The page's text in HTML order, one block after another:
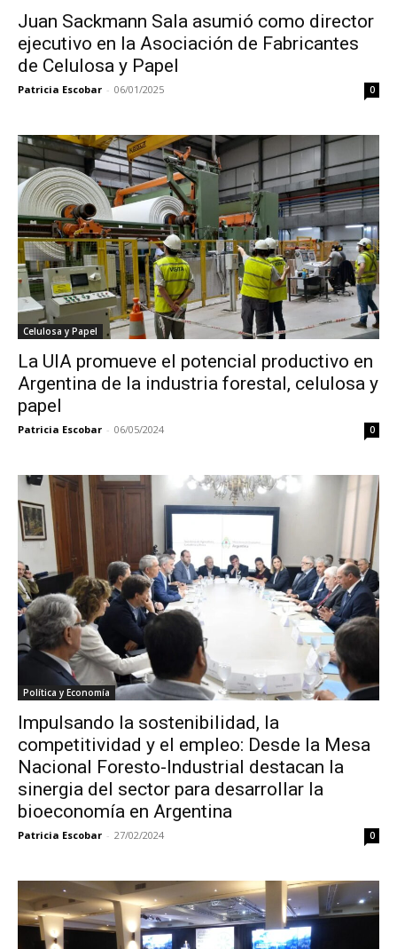
Juan Sackmann Sala asumió como director
ejecutivo en la Asociación de Fabricantes
de Celulosa y Papel
Patricia Escobar - 06/01/2025 0
Celulosa y Papel
La UIA promueve el potencial productivo en
Argentina de la industria forestal, celulosa y
papel
Patricia Escobar - 06/05/2024 0
Política y Economía
Impulsando la sostenibilidad, la
competitividad y el empleo: Desde la Mesa
Nacional Foresto-Industrial destacan la
sinergia del sector para desarrollar la
bioeconomía en Argentina
Patricia Escobar - 27/02/2024 0